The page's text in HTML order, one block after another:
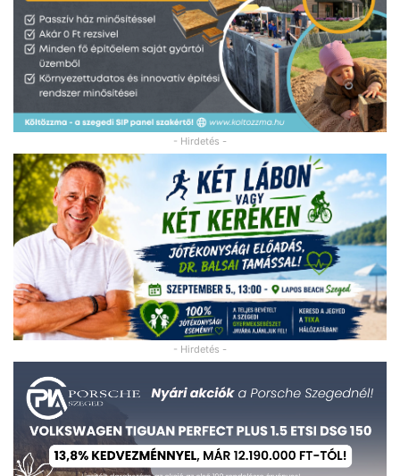
- Hirdetés -
- Hirdetés -